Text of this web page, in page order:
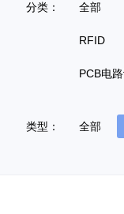
分类： 全部
RFID
PCB电
类型： 全部